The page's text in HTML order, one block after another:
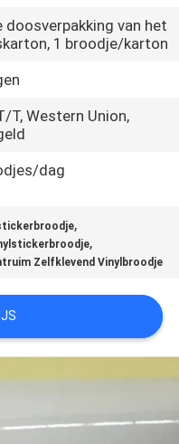
doosverpakking van het
1 broodje/karton
T, Western Union,
dag
,
,
Zelfklevend Vinylbroodje